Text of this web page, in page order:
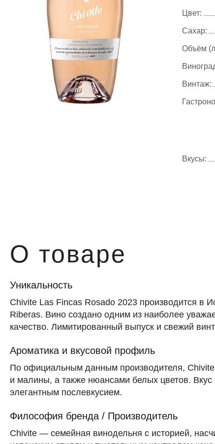
Цвет:
Сахар:
Объём
Винтаж:
Вкусы:
О товаре
Уникальность
Chivite Las Fincas Rosado 2023 производится в
Riberas. Вино создано одним из наиболее
качество. Лимитированный выпуск и свежий
Ароматика и вкусовой профиль
По официальным данным производителя, Chivite
и малины, а также нюансами белых цветов.
элегантным послевкусием.
Философия бренда / Производитель
Chivite — семейная винодельня с историей,